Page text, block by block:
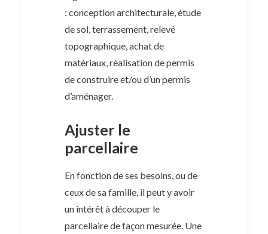
: conception architecturale, étude
de sol, terrassement, relevé
topographique, achat de
matériaux, réalisation de permis
de construire et/ou d’un permis
d’aménager.
Ajuster le
parcellaire
En fonction de ses besoins, ou de
ceux de sa famille, il peut y avoir
un intérêt à découper le
parcellaire de façon mesurée. Une